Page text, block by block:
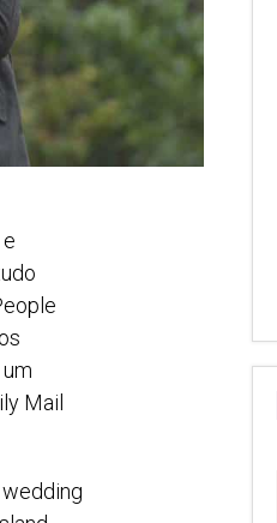
Mail